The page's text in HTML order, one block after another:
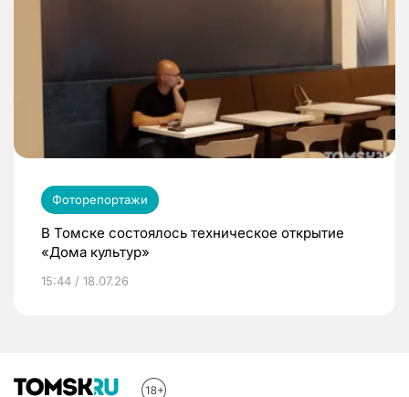
Фоторепортажи
В Томске состоялось техническое открытие
«Дома культур»
15:44 / 18.07.26